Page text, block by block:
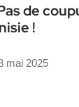
de
!
mai 2025